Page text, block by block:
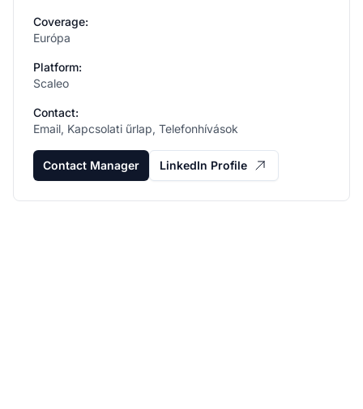
Coverage:
Európa
Platform:
Scaleo
Contact:
Email, Kapcsolati űrlap, Telefonhívások
Contact Manager LinkedIn Profile